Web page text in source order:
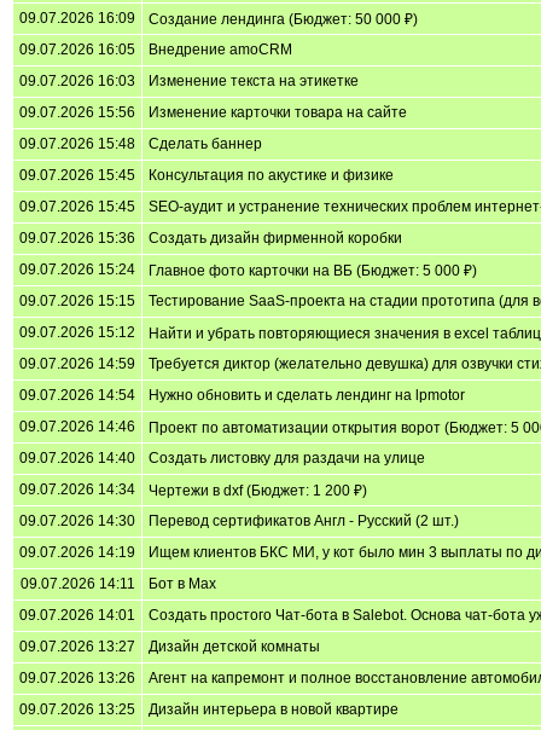
09.07.2026 16:09
Создание лендинга (Бюджет: 50 000 ₽)
09.07.2026 16:05
Внедрение amoCRM
09.07.2026 16:03
Изменение текста на этикетке
09.07.2026 15:56
Изменение карточки товара на сайте
09.07.2026 15:48
Сделать баннер
09.07.2026 15:45
Консультация по акустике и физике
09.07.2026 15:45
SEO-аудит и устранение технических проблем
09.07.2026 15:36
Создать дизайн фирменной коробки
09.07.2026 15:24
Главное фото карточки на ВБ (Бюджет: 5 000 ₽)
09.07.2026 15:15
Тестирование SaaS-проекта на стадии прототипа (для
09.07.2026 15:12
Найти и убрать повторяющиеся значения в excel
09.07.2026 14:59
Требуется диктор (желательно девушка) для озвучки
09.07.2026 14:54
Нужно обновить и сделать лендинг на lpmotor
09.07.2026 14:46
Проект по автоматизации открытия ворот (Бюджет: 5
09.07.2026 14:40
Создать листовку для раздачи на улице
09.07.2026 14:34
Чертежи в dxf (Бюджет: 1 200 ₽)
09.07.2026 14:30
Перевод сертификатов Англ - Русский (2 шт.)
09.07.2026 14:19
Ищем клиентов БКС МИ, у кот было мин 3 выплаты по
09.07.2026 14:11
Бот в Max
09.07.2026 14:01
Создать простого Чат-бота в Salebot. Основа чат-бота
09.07.2026 13:27
Дизайн детской комнаты
09.07.2026 13:26
Агент на капремонт и полное восстановление
09.07.2026 13:25
Дизайн интерьера в новой квартире